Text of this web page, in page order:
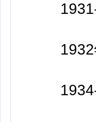
1931-
1932
1934-